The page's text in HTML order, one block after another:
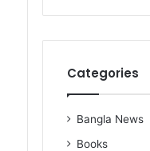
Categories
Bangla News
Books